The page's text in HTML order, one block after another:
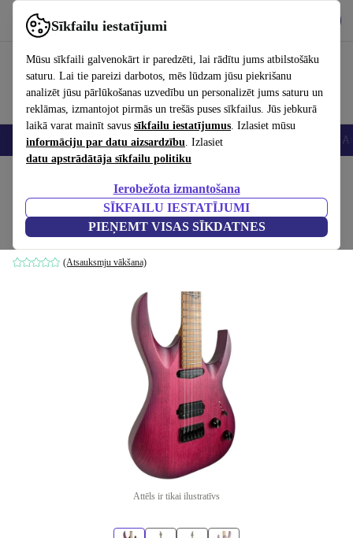
Sīkfailu iestatījumi
Mūsu sīkfaili galvenokārt ir paredzēti, lai rādītu jums atbilstošāku
saturu. Lai tie pareizi darbotos, mēs lūdzam jūsu piekrišanu
analizēt jūsu pārlūkošanas uzvedību un personalizēt jums saturu un
reklāmas, izmantojot pirmās un trešās puses sīkfailus. Jūs jebkurā
laikā varat mainīt savus sīkfailu iestatījumus. Izlasiet mūsu
informāciju par datu aizsardzību. Izlasiet
datu apstrādātāja sīkfailu politiku
Ierobežota izmantošana
SĪKFAILU IESTATĪJUMI
PIEŅEMT VISAS SĪKDATNES
Izmantojiet refurbed ātri un viegli
Viedtālruņi Portatīvie datori Planšetes Viedpulksteņi
Solar ABHT1.6 2024 - Trans Purple
Trans Purple
(Atsauksmju vākšana)
Attēls ir tikai ilustratīvs